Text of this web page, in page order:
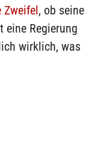
Zweifel, ob seine
eine Regierung
wirklich, was